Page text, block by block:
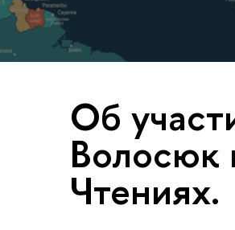
Об
Волосюк
Чтениях.